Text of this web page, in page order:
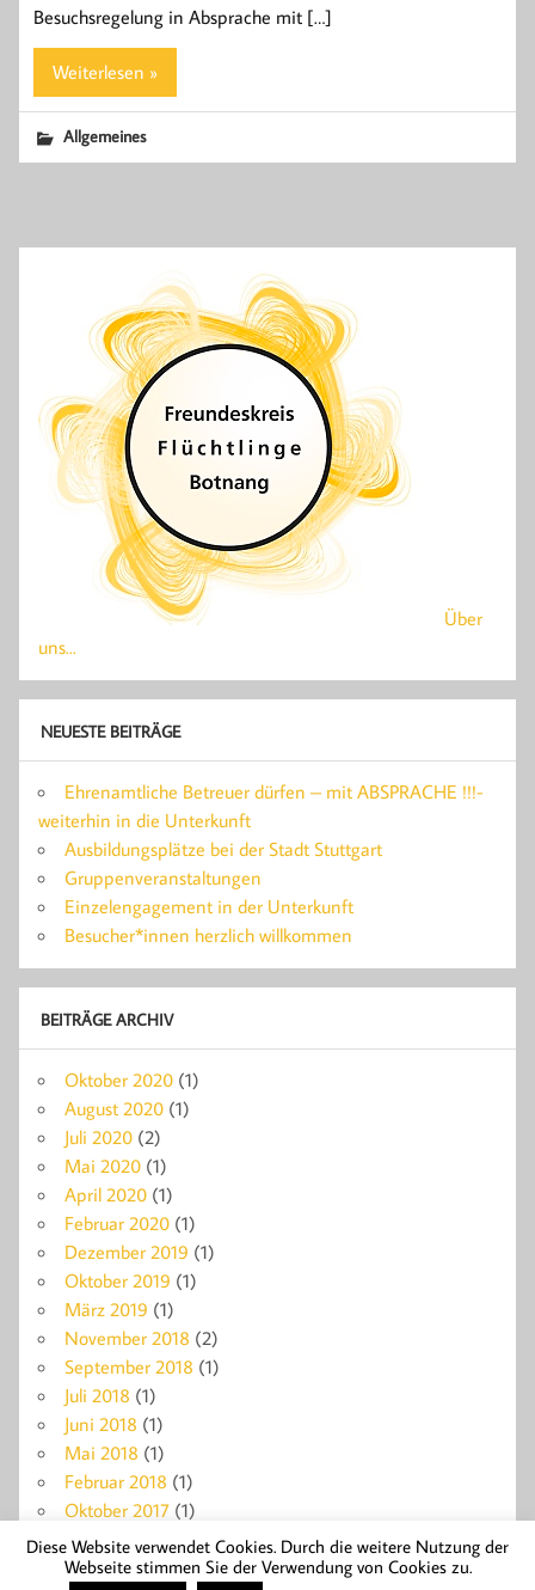
Besuchsregelung in Absprache mit […]
Weiterlesen »
Allgemeines
Über
uns...
NEUESTE BEITRÄGE
Ehrenamtliche Betreuer dürfen – mit ABSPRACHE !!!-
weiterhin in die Unterkunft
Ausbildungsplätze bei der Stadt Stuttgart
Gruppenveranstaltungen
Einzelengagement in der Unterkunft
Besucher*innen herzlich willkommen
BEITRÄGE ARCHIV
Oktober 2020 (1)
August 2020 (1)
Juli 2020 (2)
Mai 2020 (1)
April 2020 (1)
Februar 2020 (1)
Dezember 2019 (1)
Oktober 2019 (1)
März 2019 (1)
November 2018 (2)
September 2018 (1)
Juli 2018 (1)
Juni 2018 (1)
Mai 2018 (1)
Februar 2018 (1)
Oktober 2017 (1)
Diese Website verwendet Cookies. Durch die weitere Nutzung der
Webseite stimmen Sie der Verwendung von Cookies zu.